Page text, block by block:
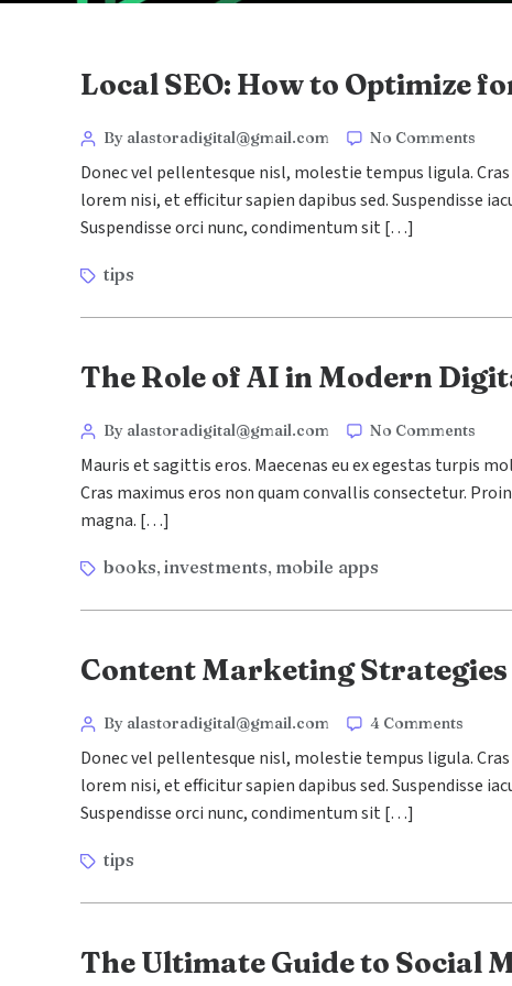
Local SEO: How to Optimize
By alastoradigital@gmail.com No Comments
Donec vel pellentesque nisl, molestie tempus ligula.
lorem nisi, et efficitur sapien dapibus sed. Suspendisse
Suspendisse orci nunc, condimentum sit […]
tips
The Role of AI in Modern
By alastoradigital@gmail.com No Comments
Mauris et sagittis eros. Maecenas eu ex egestas turpis
Cras maximus eros non quam convallis consectetur.
magna. […]
books, investments, mobile apps
Content Marketing
By alastoradigital@gmail.com 4 Comments
Donec vel pellentesque nisl, molestie tempus ligula.
lorem nisi, et efficitur sapien dapibus sed. Suspendisse
Suspendisse orci nunc, condimentum sit […]
tips
The Ultimate Guide to Social